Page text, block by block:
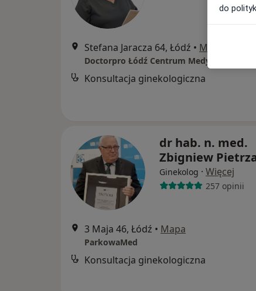
Stefana Jaracza 64, Łódź • Mapa
Doctorpro Łódź Centrum Medyczne
Konsultacja ginekologiczna
dr hab. n. med.
Zbigniew
Ginekolog · Więcej
257 opinii
3 Maja 46, Łódź • Mapa
ParkowaMed
Konsultacja ginekologiczna
do